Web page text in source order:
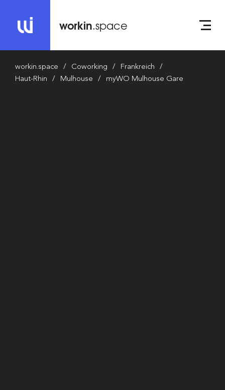
workin.space
workin.space Coworking
Frankreich
Haut-Rhin
Mulhouse myWO Mulhouse Gare